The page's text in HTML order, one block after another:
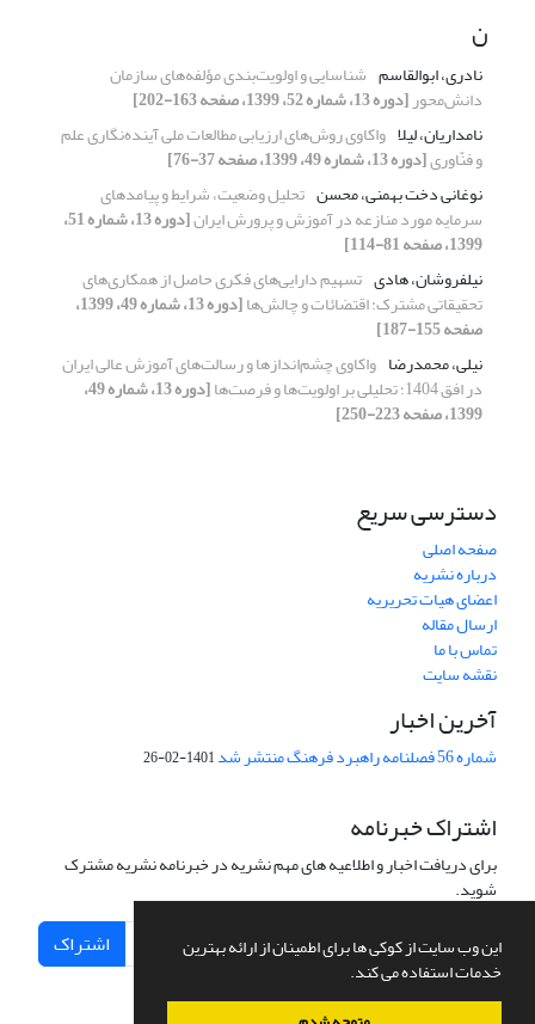
این وب سایت از کوکی ها برای اطمینان از ارائه بهترین
خدمات استفاده می کند.
ن
نادری، ابوالقاسم شناسایی و اولویت‌بندی مؤلفه‌های سازمان
دانش‌محور[دوره 13، شماره 52، 1399، صفحه 163-202]
نامداریان، لیلا واکاوی روش‌های ارزیابی مطالعات ملی آینده‌نگاری علم
و فنّاوری[دوره 13، شماره 49، 1399، صفحه 37-76]
نوغانی دخت بهمنی، محسن تحلیل وضعیت، شرایط و پیامد‌های
سرمایه مورد منازعه در آموزش و پرورش ایران [دوره 13، شماره 51،
1399، صفحه 81-114]
نیلفروشان، هادی تسهیم دارایی‌های فکری حاصل از همکاری‌های
تحقیقاتی مشترک: اقتضائات و چالش‌ها [دوره 13، شماره 49، 1399،
صفحه 155-187]
نیلی، محمدرضا واکاوی چشم‌انداز‌ها و رسالت‌های آموزش عالی ایران
در افق 1404؛ تحلیلی بر اولویت‌ها و فرصت‌ها [دوره 13، شماره 49،
1399، صفحه 223-250]
دسترسی سریع
صفحه اصلی
درباره نشریه
اعضای هیات تحریریه
ارسال مقاله
تماس با ما
نقشه سایت
آخرین اخبار
شماره 56 فصلنامه راهبرد فرهنگ منتشر شد 1401-02-26
اشتراک خبرنامه
برای دریافت اخبار و اطلاعیه های مهم نشریه در خبرنامه نشریه مشترک
شوید.
اشتراک